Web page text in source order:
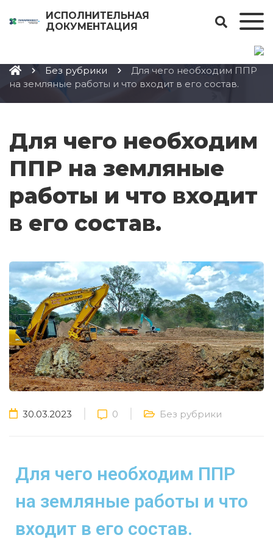
ИСПОЛНИТЕЛЬНАЯ
ДОКУМЕНТАЦИЯ
Без рубрики
Для чего необходим ППР
на земляные работы и что входит в его состав.
Для чего необходим
ППР на земляные
работы и что входит
в его состав.
30.03.2023 0 Без рубрики
Для чего необходим ППР
на земляные работы и что
входит в его состав.